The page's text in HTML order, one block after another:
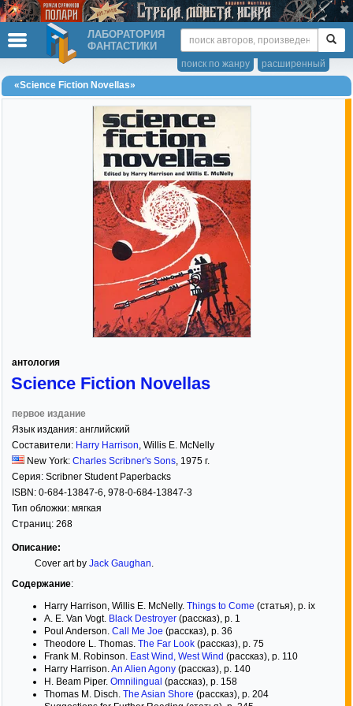
ЛАБОРАТОРИЯ
ФАНТАСТИКИ
расширенный
поиск по жанру
«Science Fiction Novellas»
антология
Science Fiction Novellas
первое издание
Язык издания: английский
Составители: Harry Harrison, Willis E. McNelly
New York: Charles Scribner's Sons, 1975 г.
Серия: Scribner Student Paperbacks
ISBN: 0-684-13847-6, 978-0-684-13847-3
Тип обложки: мягкая
Страниц: 268
Описание:
Cover art by Jack Gaughan.
Содержание:
Harry Harrison, Willis E. McNelly. Things to Come (статья), p. ix
A. E. Van Vogt. Black Destroyer (рассказ), p. 1
Poul Anderson. Call Me Joe (рассказ), p. 36
Theodore L. Thomas. The Far Look (рассказ), p. 75
Frank M. Robinson. East Wind, West Wind (рассказ), p. 110
Harry Harrison.An Alien Agony (рассказ), p. 140
H. Beam Piper. Omnilingual (рассказ), p. 158
Thomas M. Disch. The Asian Shore (рассказ), p. 204